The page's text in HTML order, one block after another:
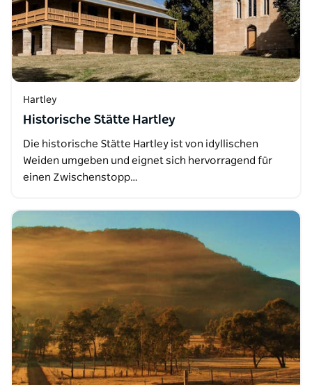
Hartley
Historische Stätte Hartley
Die historische Stätte Hartley ist von idyllischen
Weiden umgeben und eignet sich hervorragend für
einen Zwischenstopp…